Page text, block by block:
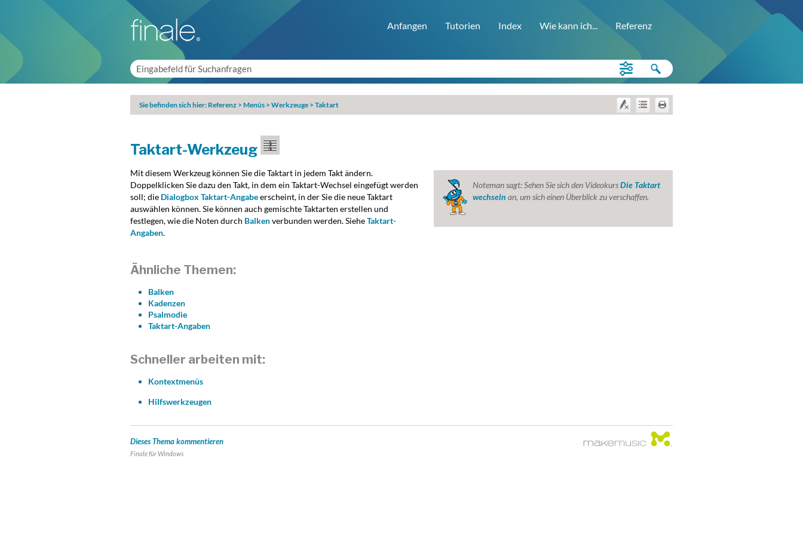
Anfangen Tutorien Index Wie kann ich... Referenz
Sie befinden sich hier: Referenz >Menüs >Werkzeuge >Taktart
Taktart-Werkzeug
Noteman sagt:Sehen Sie sich den VideokursDie Taktart
wechseln an, um sich einen Überblick zu verschaffen.
Mit diesem Werkzeug können Sie die Taktart in jedem Takt ändern.
Doppelklicken Sie dazu den Takt, in dem ein Taktart-Wechsel eingefügt werden
soll; die Dialogbox Taktart-Angabeerscheint, in der Sie die neue Taktart
auswählen können. Sie können auch gemischte Taktarten erstellen und
festlegen, wie die Noten durch Balkenverbunden werden. SieheTaktart-
Angaben.
Ähnliche Themen:
Balken
Kadenzen
Psalmodie
Taktart-Angaben
Schneller arbeiten mit:
Kontextmenüs
Hilfswerkzeugen
Dieses Thema kommentieren
Finale fürWindows